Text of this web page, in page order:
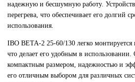
надежную и бесшумную работу.
перегрева, что обеспечивает его долгий
использования.
IBO BETA-2 25-60/130 легко монтируется
что делает его удобным в использовании.
компактным размером, надежностью и
его отличным выбором для различных